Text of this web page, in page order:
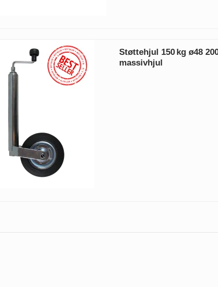
Støttehjul 150 kg ø48
massivhjul